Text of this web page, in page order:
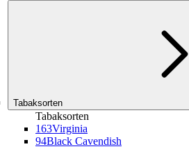
Tabaksorten
Tabaksorten
163Virginia
94Black Cavendish